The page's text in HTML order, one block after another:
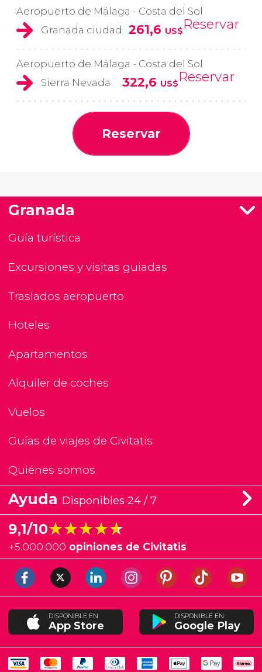
Aeropuerto de Málaga - Costa del Sol
Granada ciudad
261,6 US$Reservar
Aeropuerto de Málaga - Costa del Sol
Sierra Nevada
322,6 US$Reservar
Reservar
Granada
Guía turística
Excursiones y visitas guiadas
Traslados aeropuerto
Hoteles
Apartamentos
Alquiler de coches
Vuelos
Guías de viajes de Civitatis
Quiénes somos
Ayuda Disponibles 24 / 7
9,1/10★★★★★
★★★★★
+5.000.000 opiniones de Civitatis
DISPONIBLE EN
App Store
DISPONIBLE EN
Google Play